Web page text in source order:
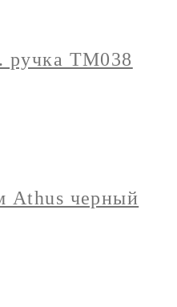
ручка ТМ038
Athus черный